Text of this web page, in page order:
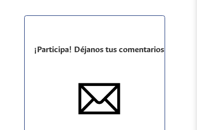
¡Participa! Déjanos tus comentarios